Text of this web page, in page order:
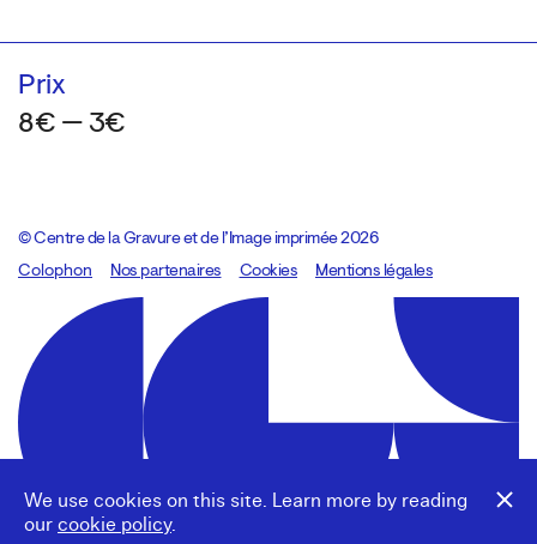
We use cookies on this site. Learn more by reading
our cookie policy.
Prix
8€ — 3€
© Centre de la Gravure et de l’Image imprimée 2026
Colophon
Design:Marcel Kaczmarek, code:8080.studio
Nos partenaires Cookies Mentions légales